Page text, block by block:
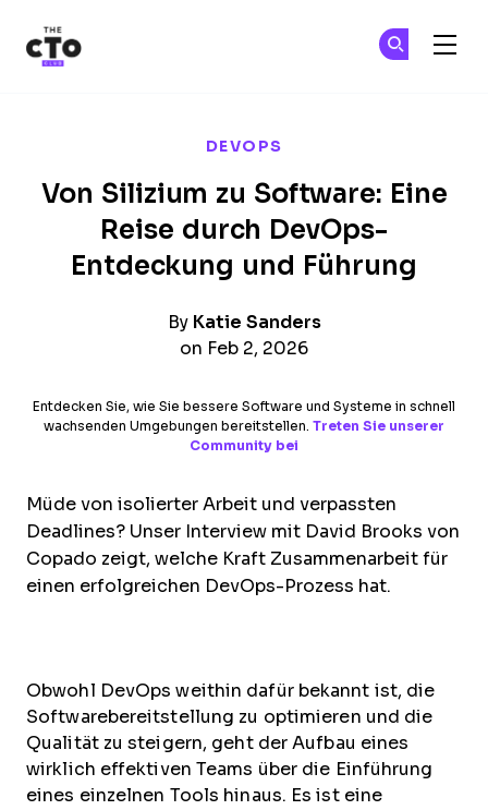
DEVOPS
Von Silizium zu Software: Eine
Reise durch DevOps-
Entdeckung und Führung
By Katie Sanders
on Feb 2, 2026
Entdecken Sie, wie Sie bessere Software und Systeme in schnell
wachsenden Umgebungen bereitstellen. Treten Sie unserer
Community bei
Müde von isolierter Arbeit und verpassten
Deadlines? Unser Interview mit David Brooks von
Copado zeigt, welche Kraft Zusammenarbeit für
einen erfolgreichen DevOps-Prozess hat.
Obwohl DevOps weithin dafür bekannt ist, die
Softwarebereitstellung zu optimieren und die
Qualität zu steigern, geht der Aufbau eines
wirklich effektiven Teams über die Einführung
eines einzelnen Tools hinaus. Es ist eine